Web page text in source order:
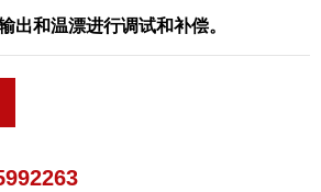
出和温漂进行调试和补偿。